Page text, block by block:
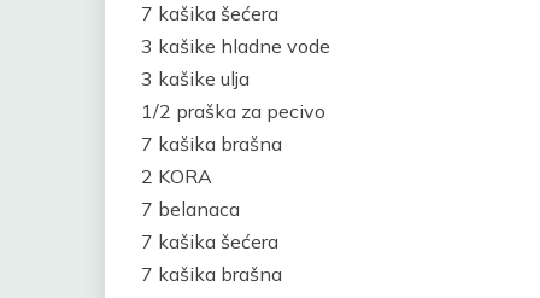
7 kašika šećera
3 kašike hladne vode
3 kašike ulja
1/2 praška za pecivo
7 kašika brašna
2 KORA
7 belanaca
7 kašika šećera
7 kašika brašna